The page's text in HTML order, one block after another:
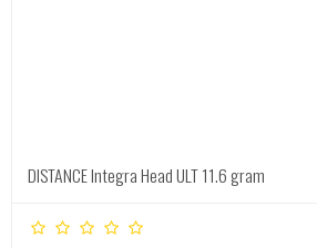
DISTANCE Integra Head ULT 11.6 gram